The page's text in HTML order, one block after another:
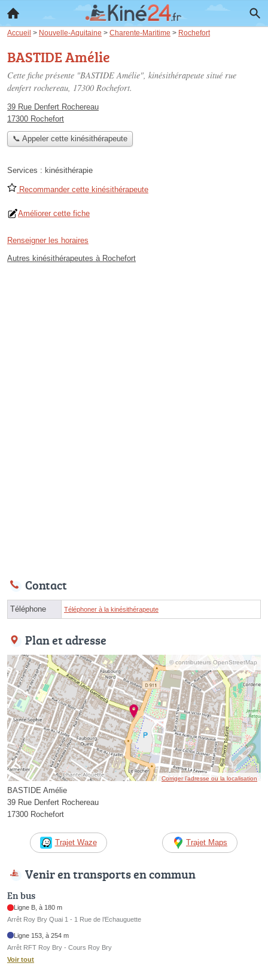
Accueil > Nouvelle-Aquitaine > Charente-Maritime > Rochefort
BASTIDE Amélie
Cette fiche présente "BASTIDE Amélie", kinésithérapeute situé rue
denfert rochereau, 17300 Rochefort.
39 Rue Denfert Rochereau
17300 Rochefort
📞 Appeler cette kinésithérapeute
Services : kinésithérapie
Recommander cette kinésithérapeute
Améliorer cette fiche
Renseigner les horaires
Autres kinésithérapeutes à Rochefort
Contact
Téléphone Téléphoner à la kinésithérapeute
Plan et adresse
© contributeurs OpenStreetMap
Corriger l’adresse ou la localisation
BASTIDE Amélie
39 Rue Denfert Rochereau
17300 Rochefort
Trajet Waze Trajet Maps
Venir en transports en commun
En bus
Ligne B, à 180 m
Arrêt Roy Bry Quai 1 - 1 Rue de l’Echauguette
Ligne 153, à 254 m
Arrêt RFT Roy Bry - Cours Roy Bry
Voir tout